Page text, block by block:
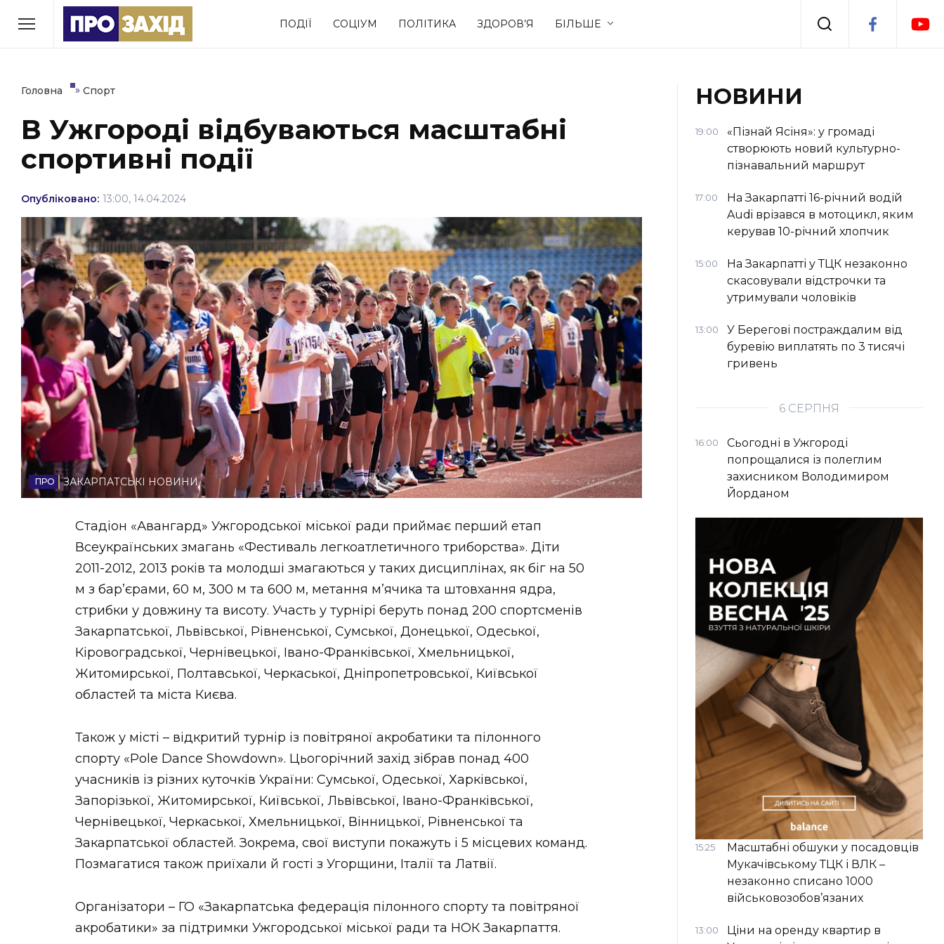
ПОДІЇ СОЦІУМ ПОЛІТИКА ЗДОРОВ’Я БІЛЬШЕ
РУБРИКИ
Економіка Події
Політика Соціум Спорт Стиль життя
Втрачений Ужгород
(відеоверсія)
ЗАКАРПАТСЬКІ НОВИНИ
НОВИНИ ЗАХІДНОЇ УКРАЇНИ
ФОТО
ВІДЕО
Головна » Спорт
В Ужгороді відбуваються масштабні
спортивні події
Опубліковано: 13:00, 14.04.2024
ЗАКАРПАТСЬКІ НОВИНИ
Стадіон «Авангард» Ужгородської міської ради приймає перший етап
Всеукраїнських змагань «Фестиваль легкоатлетичного триборства». Діти
2011-2012, 2013 років та молодші змагаються у таких дисциплінах, як біг на 50
м з бар’єрами, 60 м, 300 м та 600 м, метання м’ячика та штовхання ядра,
стрибки у довжину та висоту. Участь у турнірі беруть понад 200 спортсменів
Закарпатської, Львівської, Рівненської, Сумської, Донецької, Одеської,
Кіровоградської, Чернівецької, Івано-Франківської, Хмельницької,
Житомирської, Полтавської, Черкаської, Дніпропетровської, Київської
областей та міста Києва.
Також у місті – відкритий турнір із повітряної акробатики та пілонного
спорту «Pole Dance Showdown». Цьогорічний захід зібрав понад 400
учасників із різних куточків України: Сумської, Одеської, Харківської,
Запорізької, Житомирської, Київської, Львівської, Івано-Франківської,
Чернівецької, Черкаської, Хмельницької, Вінницької, Рівненської та
Закарпатської областей. Зокрема, свої виступи покажуть і 5 місцевих команд.
Позмагатися також приїхали й гості з Угорщини, Італії та Латвії.
Організатори – ГО «Закарпатська федерація пілонного спорту та повітряної
акробатики» за підтримки Ужгородської міської ради та НОК Закарпаття.
НОВИНИ
19:00
«Пізнай Ясіня»: у громаді
створюють новий культурно-
пізнавальний маршрут
17:00
На Закарпатті 16-річний водій
Audi врізався в мотоцикл, яким
керував 10-річний хлопчик
15:00
На Закарпатті у ТЦК незаконно
скасовували відстрочки та
утримували чоловіків
13:00
У Берегові постраждалим від
буревію виплатять по 3 тисячі
гривень
6 СЕРПНЯ
16:00
Сьогодні в Ужгороді
попрощалися із полеглим
захисником Володимиром
Йорданом
15:25
Масштабні обшуки у посадовців
Мукачівському ТЦК і ВЛК –
незаконно списано 1000
військовозобов’язаних
13:00
Ціни на оренду квартир в